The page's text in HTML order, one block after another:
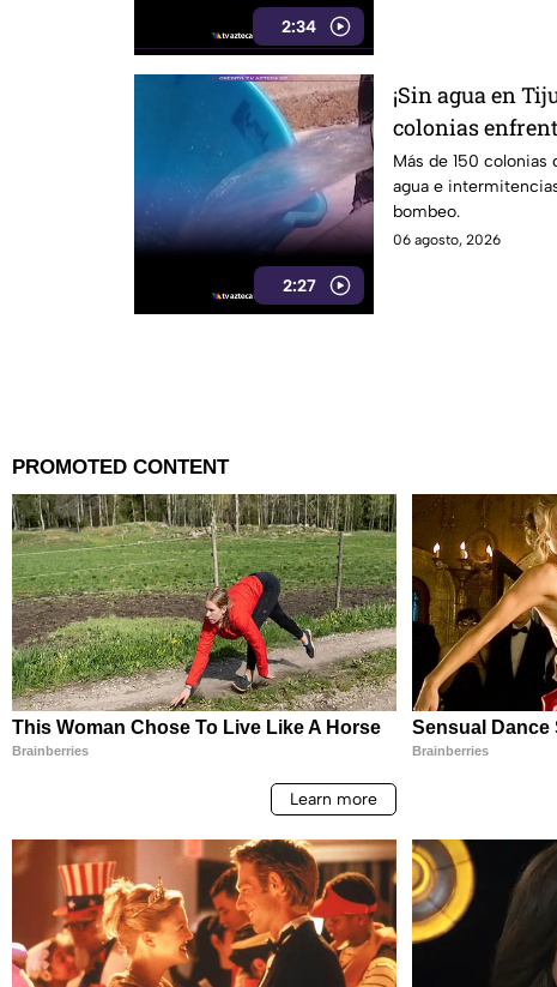
2:34
2:27
¡Sin agua en
colonias
sistema de
Más de 150
agua e
bombeo.
06 agosto, 2026